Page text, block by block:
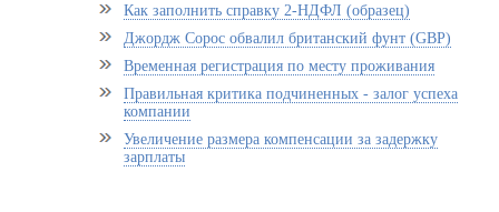
Как заполнить справку 2-НДФЛ (образец)
Джордж Сорос обвалил британский фунт (GBP)
Временная регистрация по месту проживания
Правильная критика подчиненных - залог успеха
компании
Увеличение размера компенсации за задержку
зарплаты